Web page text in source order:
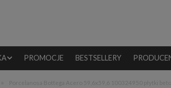
PROMOCJE BESTSELLERY